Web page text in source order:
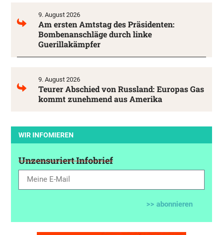
9. August 2026
Am ersten Amtstag des Präsidenten:
Bombenanschläge durch linke
Guerillakämpfer
9. August 2026
Teurer Abschied von Russland: Europas Gas
kommt zunehmend aus Amerika
WIR INFOMIEREN
Unzensuriert Infobrief
>> abonnieren